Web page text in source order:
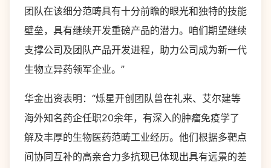
团队在该细分范畴具有十分前瞻的眼光和独特的技能
壁垒，具有继续开发重磅产品的潜力。咱们期望继续
支撑公司及团队产品开发进程，助力公司成为新一代
生物立异药领军企业。”
华金出资表明：“烁星开创团队曾在礼来、艾尔建等
海外知名药企任职20余年，有深入的肿瘤免疫学了
解及丰厚的生物医药范畴工业经历。他们根据多靶点
间协同互补的高亲合力多抗现已体现出具有远景的差